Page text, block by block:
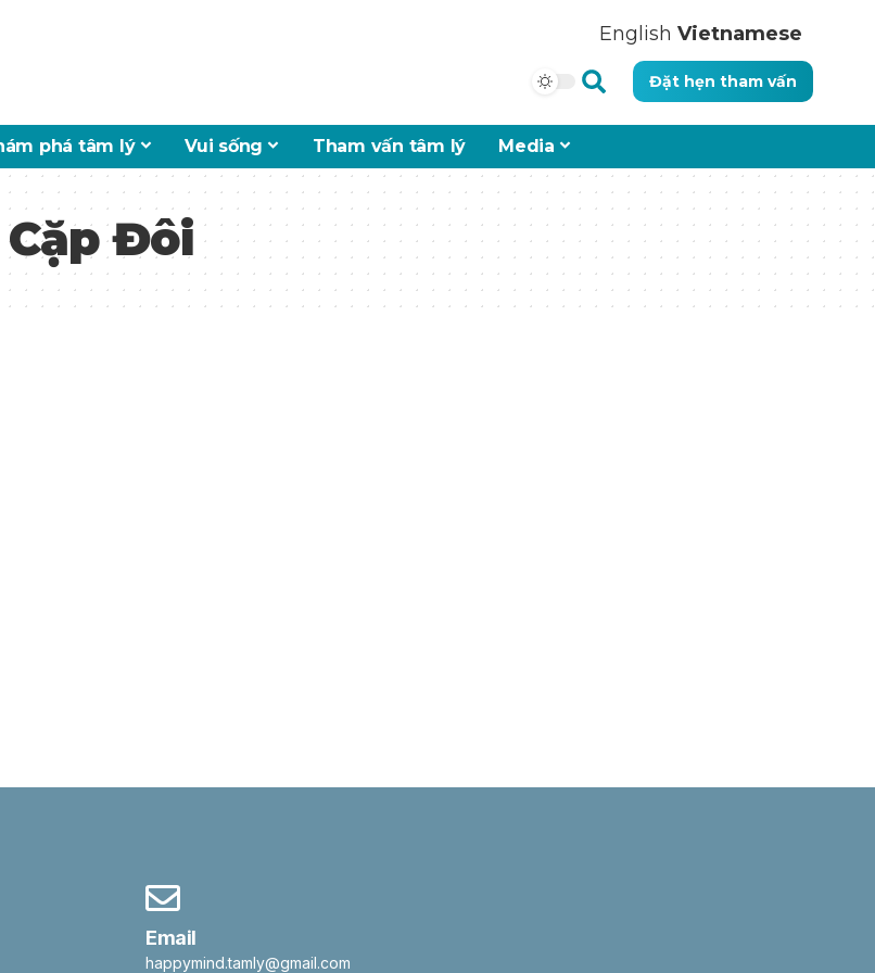
English Vietnamese
Đặt hẹn tham vấn
phá tâm lý Vui sống Tham vấn tâm lý Media
Cặp Đôi
Email
happymind.tamly@gmail.com